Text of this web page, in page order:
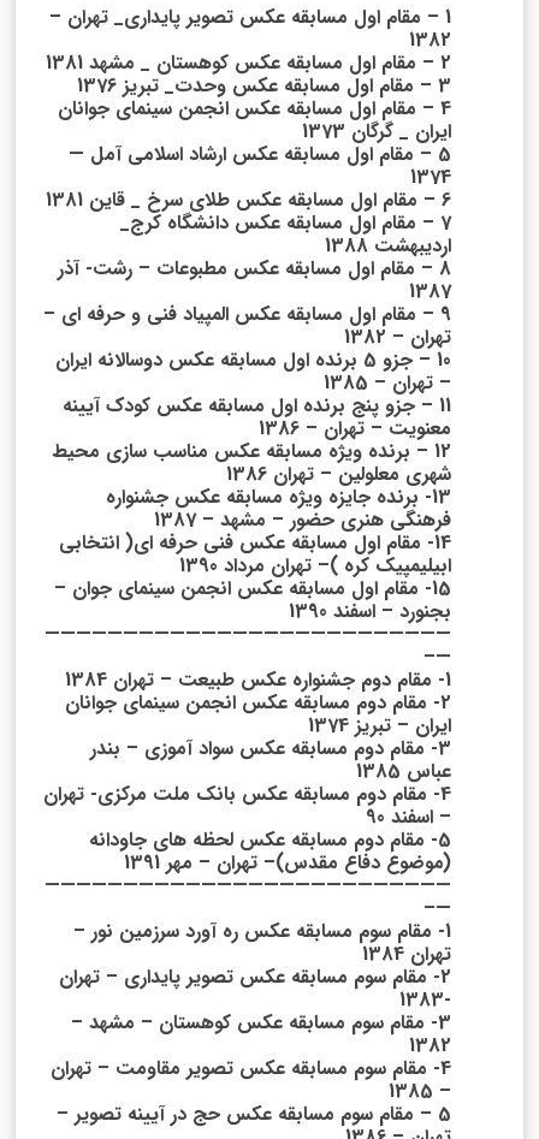
1 – مقام اول مسابقه عکس تصویر پایداری_ تهران –
1382
2 – مقام اول مسابقه عکس کوهستان _ مشهد 1381
3 – مقام اول مسابقه عکس وحدت_ تبریز 1376
4 – مقام اول مسابقه عکس انجمن سینمای جوانان
ایران _ گرگان 1373
5 – مقام اول مسابقه عکس ارشاد اسلامی آمل —
1374
6 – مقام اول مسابقه عکس طلای سرخ _ قاین 1381
7 – مقام اول مسابقه عکس دانشگاه کرج_
اردیبهشت 1388
8 – مقام اول مسابقه عکس مطبوعات – رشت- آذر
1387
9 – مقام اول مسابقه عکس المپیاد فنی و حرفه ای –
تهران – 1382
10 – جزو 5 برنده اول مسابقه عکس دوسالانه ایران
– تهران – 1385
11 – جزو پنج برنده اول مسابقه عکس کودک آیینه
معنویت – تهران – 1386
12 – برنده ویژه مسابقه عکس مناسب سازی محیط
شهری معلولین – تهران 1386
13- برنده جایزه ویژه مسابقه عکس جشنواره
فرهنگی هنری حضور – مشهد – 1387
14- مقام اول مسابقه عکس فنی حرفه ای( انتخابی
ابیلیمپیک کره )– تهران مرداد 1390
15- مقام اول مسابقه عکس انجمن سینمای جوان –
بجنورد – اسفند 1390
——————————————————————————
—–
1- مقام دوم جشنواره عکس طبیعت – تهران 1384
2- مقام دوم مسابقه عکس انجمن سینمای جوانان
ایران – تبریز 1374
3- مقام دوم مسابقه عکس سواد آموزی – بندر
عباس 1385
4- مقام دوم مسابقه عکس بانک ملت مرکزی- تهران
– اسفند 90
5- مقام دوم مسابقه عکس لحظه های جاودانه
(موضوع دفاع مقدس)– تهران – مهر 1391
——————————————————————————
—–
1- مقام سوم مسابقه عکس ره آورد سرزمین نور –
تهران 1384
2- مقام سوم مسابقه عکس تصویر پایداری – تهران
-1383
3- مقام سوم مسابقه عکس کوهستان – مشهد –
1382
4- مقام سوم مسابقه عکس تصویر مقاومت – تهران
– 1385
5 – مقام سوم مسابقه عکس حج در آیینه تصویر –